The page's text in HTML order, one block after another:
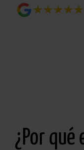
¿Por qué